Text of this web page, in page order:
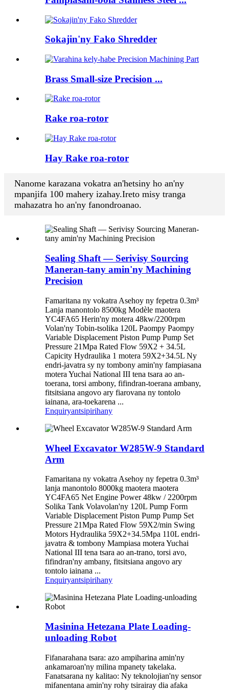
Sokajin'ny Fako Shredder
Brass Small-size Precision ...
Rake roa-rotor
Hay Rake roa-rotor
Nanome karazana vokatra an'hetsiny ho an'ny
mpanjifa 100 mahery izahay.Ireto misy tranga
mahazatra ho an'ny fanondroanao.
Sealing Shaft — Serivisy Sourcing
Maneran-tany amin'ny Machining
Precision
Famaritana ny vokatra Asehoy ny fepetra 0.3m³
Lanja manontolo 8500kg Modèle maotera
YC4FA65 Herin'ny motera 48kw/2200rpm
Volan'ny Tobin-tsolika 120L Paompy Paompy
Variable Displacement Piston Pump Pump Set
Pressure 21Mpa Rated Flow 59X2 + 34.5L
Capicity Hydraulika 1 motera 59X2+34.5L Ny
endri-javatra sy ny tombony amin'ny fampiasana
motera Yuchai National III tena tsara ao an-
toerana, torsi ambony, fifindran-toerana ambany,
fitsitsiana angovo ary fiarovana ny tontolo
iainana, ara-toekarena ...
Enquiryantsipirihany
Wheel Excavator W285W-9 Standard
Arm
Famaritana ny vokatra Asehoy ny fepetra 0.3m³
lanja manontolo 8000kg maotera maotera
YC4FA65 Net Engine Power 48kw / 2200rpm
Solika Tank Volavolan'ny 120L Pump Form
Variable Displacement Piston Pump Pump Set
Pressure 21Mpa Rated Flow 59X2/min Swing
Motors Hydraulika 59X2+34.5Mpa 110L endri-
javatra & tombony Mampiasa motera Yuchai
National III tena tsara ao an-trano, torsi avo,
fifindran'ny ambany, fitsitsiana angovo ary
tontolo iainana ...
Enquiryantsipirihany
Masinina Hetezana Plate Loading-
unloading Robot
Fifanarahana tsara: azo ampiharina amin'ny
ankamaroan'ny milina mpanety takelaka.
Fanatsarana ny kalitao: Ny teknolojian'ny sensor
mifanentana amin'ny rohy tsirairay dia afaka